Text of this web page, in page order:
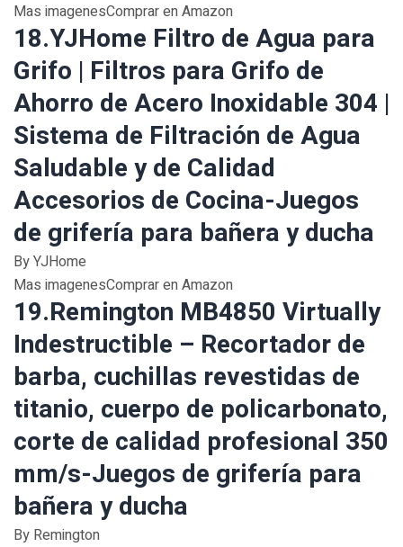
Mas imagenesComprar en Amazon
18.YJHome Filtro de Agua para
Grifo | Filtros para Grifo de
Ahorro de Acero Inoxidable 304 |
Sistema de Filtración de Agua
Saludable y de Calidad
Accesorios de Cocina-Juegos
de grifería para bañera y ducha
By YJHome
Mas imagenesComprar en Amazon
19.Remington MB4850 Virtually
Indestructible – Recortador de
barba, cuchillas revestidas de
titanio, cuerpo de policarbonato,
corte de calidad profesional 350
mm/s-Juegos de grifería para
bañera y ducha
By Remington